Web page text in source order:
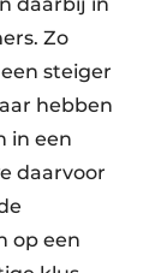
Zo
steiger
hebben
in een
daarvoor
op een